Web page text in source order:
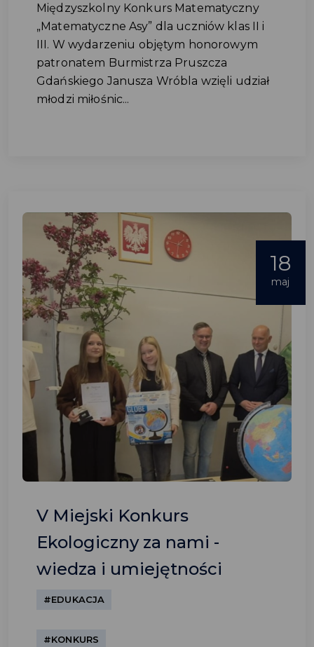
Międzyszkolny Konkurs Matematyczny
„Matematyczne Asy” dla uczniów klas II i
III. W wydarzeniu objętym honorowym
patronatem Burmistrza Pruszcza
Gdańskiego Janusza Wróbla wzięli udział
młodzi miłośnic...
18
maj
V Miejski Konkurs
Ekologiczny za nami -
wiedza i umiejętności
#EDUKACJA
#KONKURS